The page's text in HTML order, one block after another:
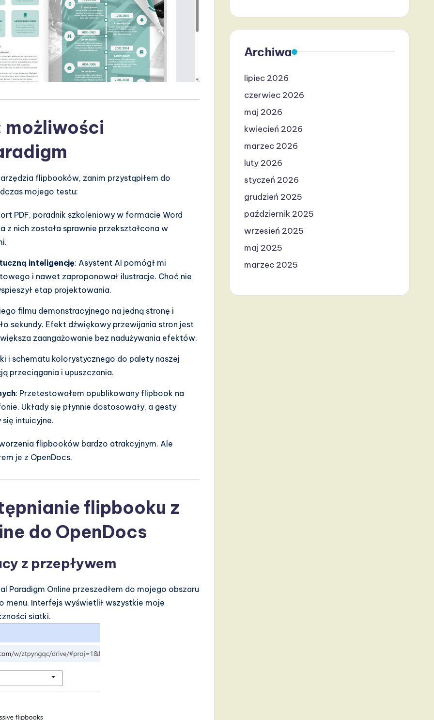
możliwości
flipbooków, zanim przystąpiłem do
mojego testu:
PDF, poradnik szkoleniowy w formacie Word
z nich została sprawnie przekształcona w
inteligencję: Asystent AI pomógł mi
i nawet zaproponował ilustracje. Choć nie
etap projektowania.
filmu demonstracyjnego na jedną stronę i
sekundy. Efekt dźwiękowy przewijania stron jest
zaangażowanie bez nadużywania efektów.
i schematu kolorystycznego do palety naszej
przeciągania i upuszczania.
: Przetestowałem opublikowany flipbook na
Układy się płynnie dostosowały, a gesty
intuicyjne.
flipbooków bardzo atrakcyjnym. Ale
je z OpenDocs.
flipbooku z
do OpenDocs
z przepływem
Paradigm Online przeszedłem do mojego obszaru
menu. Interfejs wyświetlił wszystkie moje
siatki.
Archiwa
lipiec 2026
czerwiec 2026
maj 2026
kwiecień 2026
marzec 2026
luty 2026
styczeń 2026
grudzień 2025
październik 2025
wrzesień 2025
maj 2025
marzec 2025